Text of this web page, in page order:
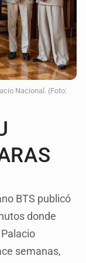
Nacional. (Foto:
BTS publicó
donde
semanas,